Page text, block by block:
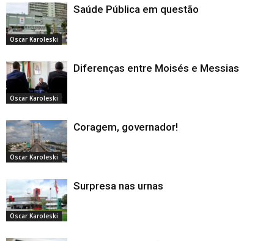
Oscar Karoleski
Saúde Pública em questão
Oscar Karoleski
Diferenças entre Moisés e Messias
Oscar Karoleski
Coragem, governador!
Oscar Karoleski
Surpresa nas urnas